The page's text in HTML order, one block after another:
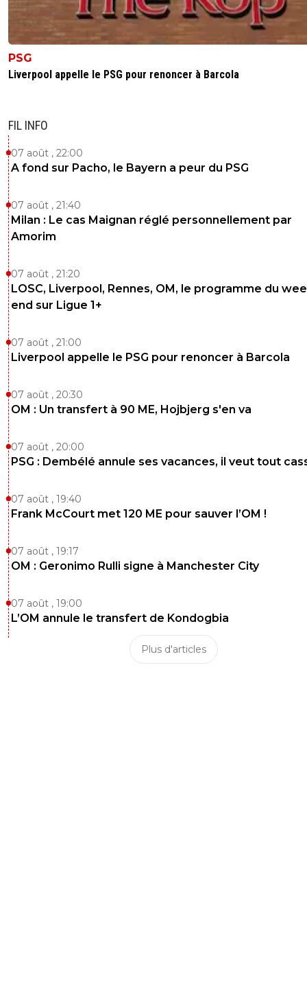
PSG
Liverpool appelle le PSG pour renoncer à Barcola
FIL INFO
07 août , 22:00
A fond sur Pacho, le Bayern a peur du PSG
07 août , 21:40
Milan : Le cas Maignan réglé personnellement par
Amorim
07 août , 21:20
LOSC, Liverpool, Rennes, OM, le programme du
end sur Ligue 1+
07 août , 21:00
Liverpool appelle le PSG pour renoncer à Barcola
07 août , 20:30
OM : Un transfert à 90 ME, Hojbjerg s'en va
07 août , 20:00
PSG : Dembélé annule ses vacances, il veut tout
07 août , 19:40
Frank McCourt met 120 ME pour sauver l’OM !
07 août , 19:17
OM : Geronimo Rulli signe à Manchester City
07 août , 19:00
L’OM annule le transfert de Kondogbia
Plus d'articles